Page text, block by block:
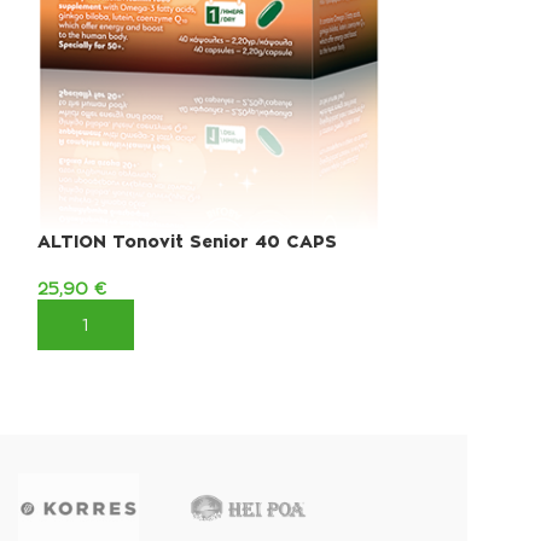
ALTION Tonovit Senior 40 CAPS
25,90 €
ΠΡΟΣΘΉΚΗ ΣΤΟ ΚΑΛΆΘΙ